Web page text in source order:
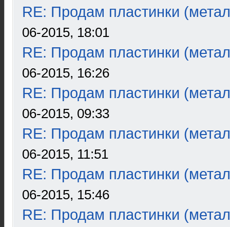
RE: Продам пластинки
06-2015, 18:01
RE: Продам пластинки
06-2015, 16:26
RE: Продам пластинки
06-2015, 09:33
RE: Продам пластинки
06-2015, 11:51
RE: Продам пластинки
06-2015, 15:46
RE: Продам пластинки